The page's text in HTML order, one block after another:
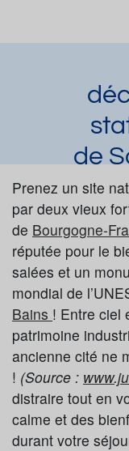
de
Article
et
Prenez un site
par deux vieux
de Bourgogne-
réputée pour le
salées et un
mondial de
Bains ! Entre ciel
patrimoine
ancienne cité ne
! (Source :
distraire tout en
calme et des
durant votre